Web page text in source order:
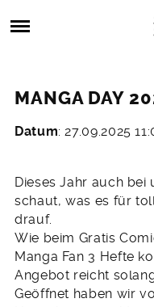
to
Stories
Comics,
MANGA DAY
29.
2025
Datum: 27.09.2025
Dieses Jahr auch
schaut, was es für
drauf.
Wie beim Gratis
Manga Fan 3 Hefte
Angebot reicht
Geöffnet haben wir